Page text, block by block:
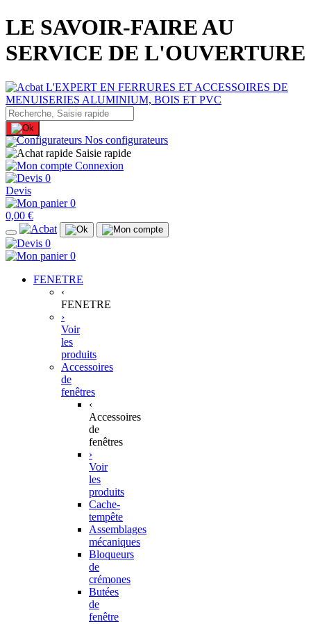
LE SAVOIR-FAIRE AU
SERVICE DE L'OUVERTURE
Nos configurateurs
Saisie rapide
Connexion
0
Devis
0
0,00 €
0
0
FENETRE
‹
FENETRE
›
Voir
les
produits
Accessoires
de
fenêtres
‹
Accessoires
de
fenêtres
›
Voir
les
produits
Cache-
tempête
Assemblages
mécaniques
Bloqueurs
de
crémones
Butées
de
fenêtre